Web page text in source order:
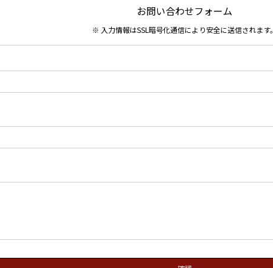
お問い合わせフォーム
※ 入力情報はSSL暗号化通信により安全に送信されます。